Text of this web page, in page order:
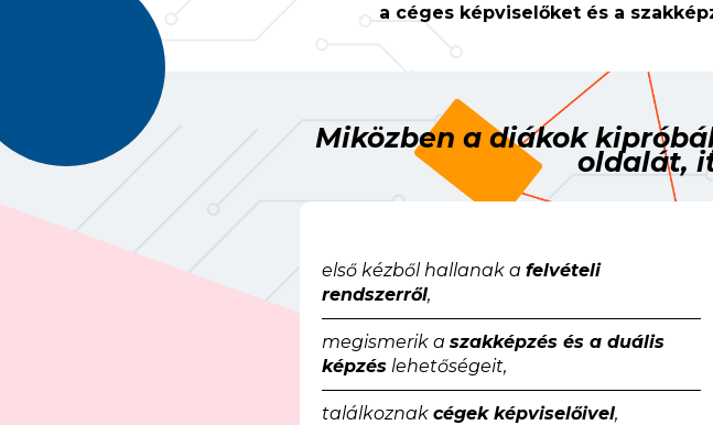
a céges képviselőket és a
Miközben a diákok
oldalát,
első kézből hallanak a felvételi
rendszerről,
megismerik a szakképzés és a duális
képzés lehetőségeit,
találkoznak cégek képviselőivel,